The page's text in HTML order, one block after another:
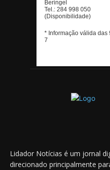
Lidador Notícias é um jornal
direcionado principalmente